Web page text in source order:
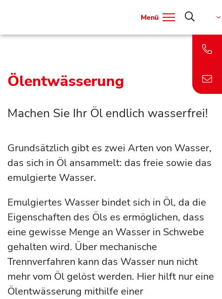
Menü
Ölentwässerung
Machen Sie Ihr Öl endlich wasserfrei!
Grundsätzlich gibt es zwei Arten von Wasser,
das sich in Öl ansammelt: das freie sowie das
emulgierte Wasser.
Emulgiertes Wasser bindet sich in Öl, da die
Eigenschaften des Öls es ermöglichen, dass
eine gewisse Menge an Wasser in Schwebe
gehalten wird. Über mechanische
Trennverfahren kann das Wasser nun nicht
mehr vom Öl gelöst werden. Hier hilft nur eine
Ölentwässerung mithilfe einer